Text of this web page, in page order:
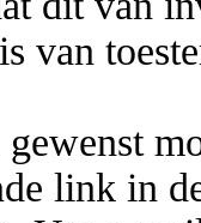
van
link in